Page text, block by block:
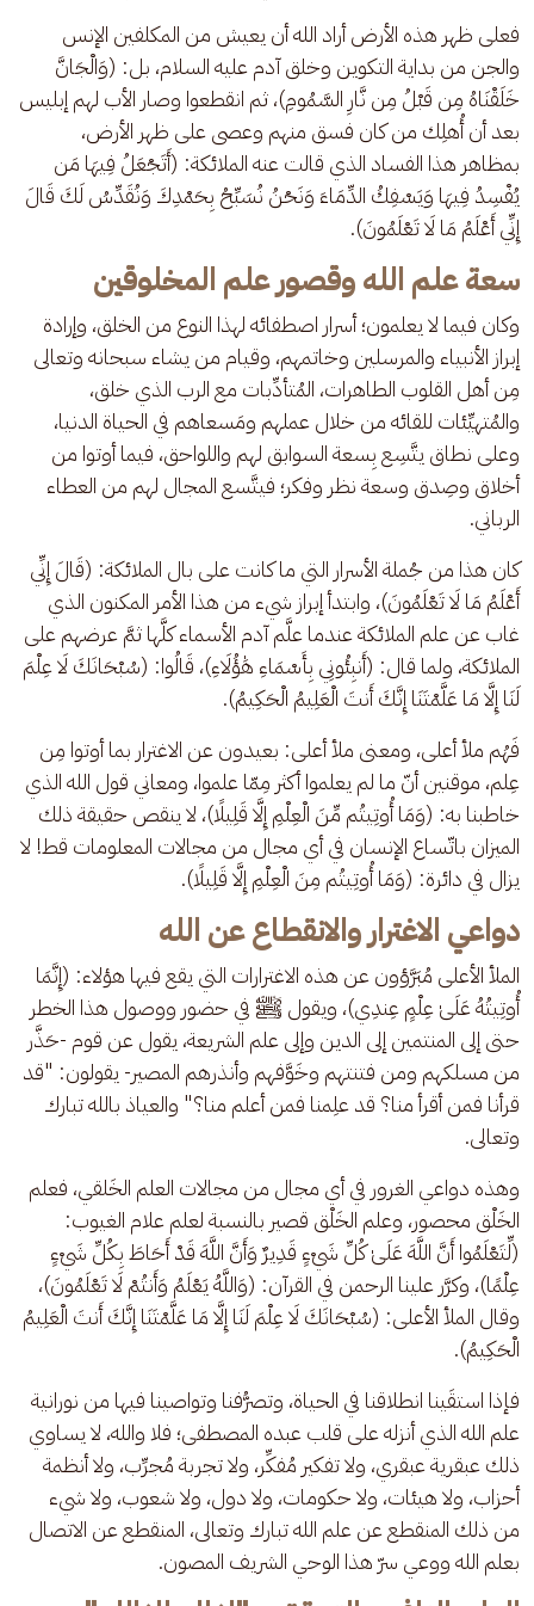
فعلى ظهر هذه الأرض أراد الله أن يعيش من المكلفين الإنس
والجن من بداية التكوين وخلق آدم عليه السلام، بل: (وَالْجَانَّ
خَلَقْنَاهُ مِن قَبْلُ مِن نَّارِ السَّمُومِ)، ثم انقطعوا وصار الأب لهم إبليس
بعد أن أُهلِك من كان فسق منهم وعصى على ظهر الأرض،
بمظاهر هذا الفساد الذي قالت عنه الملائكة: (أَتَجْعَلُ فِيهَا مَن
يُفْسِدُ فِيهَا وَيَسْفِكُ الدِّمَاءَ وَنَحْنُ نُسَبِّحُ بِحَمْدِكَ وَنُقَدِّسُ لَكَ قَالَ
إِنِّي أَعْلَمُ مَا لَا تَعْلَمُونَ).
سعة علم الله وقصور علم المخلوقين
وكان فيما لا يعلمون؛ أسرار اصطفائه لهذا النوع من الخلق، وإرادة
إبراز الأنبياء والمرسلين وخاتمهم، وقيام من يشاء سبحانه وتعالى
مِن أهل القلوب الطاهرات، المُتأدِّبات مع الرب الذي خلق،
والمُتهيِّئات للقائه من خلال عملهم ومَسعاهم في الحياة الدنيا،
وعلى نطاق يتَّسِع بِسعة السوابق لهم واللواحق، فيما أوتوا من
أخلاق وصِدق وسعة نظر وفكر؛ فيتَّسع المجال لهم من العطاء
الرباني.
كان هذا من جُملة الأسرار التي ما كانت على بال الملائكة: (قَالَ إِنِّي
أَعْلَمُ مَا لَا تَعْلَمُونَ)، وابتدأ إبراز شيء من هذا الأمر المكنون الذي
غاب عن علم الملائكة عندما علَّم آدم الأسماء كلَّها ثمَّ عرضهم على
الملائكة، ولما قال: (أَنبِئُونِي بِأَسْمَاءِ هَٰؤُلَاءِ)، قَالُوا: (سُبْحَانَكَ لَا عِلْمَ
لَنَا إِلَّا مَا عَلَّمْتَنَا إِنَّكَ أَنتَ الْعَلِيمُ الْحَكِيمُ).
فَهُم ملأ أعلى، ومعنى ملأ أعلى: بعيدون عن الاغترار بما أوتوا مِن
عِلم، موقنين أنّ ما لم يعلموا أكثر مِمّا علموا، ومعاني قول الله الذي
خاطبنا به: (وَمَا أُوتِيتُم مِّنَ الْعِلْمِ إِلَّا قَلِيلًا)، لا ينقص حقيقة ذلك
الميزان باتّساع الإنسان في أي مجال من مجالات المعلومات قط! لا
يزال في دائرة: (وَمَا أُوتِيتُم مِنَ الْعِلْمِ إِلَّا قَلِيلًا).
دواعي الاغترار والانقطاع عن الله
الملأ الأعلى مُبَرَّؤون عن هذه الاغترارات التي يقع فيها هؤلاء: (إِنَّمَا
أُوتِيتُهُ عَلَىٰ عِلْمٍ عِندِي)، ويقول ﷺ في حضور ووصول هذا الخطر
حتى إلى المنتمين إلى الدين وإلى علم الشريعة، يقول عن قوم -حَذَّر
من مسلكهم ومن فتنتهم وخَوَّفهم وأنذرهم المصير- يقولون: "قد
قرأنا فمن أقرأ منا؟ قد علِمنا فمن أعلم منا؟" والعياذ بالله تبارك
وتعالى.
وهذه دواعي الغرور في أي مجال من مجالات العلم الخَلقي، فعلم
الخَلْق محصور، وعلم الخَلْق قصير بالنسبة لعلم علام الغيوب:
(لِّتَعْلَمُوا أَنَّ اللَّهَ عَلَىٰ كُلِّ شَيْءٍ قَدِيرٌ وَأَنَّ اللَّهَ قَدْ أَحَاطَ بِكُلِّ شَيْءٍ
عِلْمًا)، وكرَّر علينا الرحمن في القرآن: (وَاللَّهُ يَعْلَمُ وَأَنتُمْ لَا تَعْلَمُونَ)،
وقال الملأ الأعلى: (سُبْحَانَكَ لَا عِلْمَ لَنَا إِلَّا مَا عَلَّمْتَنَا إِنَّكَ أَنتَ الْعَلِيمُ
الْحَكِيمُ).
فإذا استقَينا انطلاقنا في الحياة، وتصرُّفنا وتواصينا فيها من نورانية
علم الله الذي أنزله على قلب عبده المصطفى؛ فلا والله، لا يساوي
ذلك عبقرية عبقري، ولا تفكير مُفكِّر، ولا تجربة مُجرِّب، ولا أنظمة
أحزاب، ولا هيئات، ولا حكومات، ولا دول، ولا شعوب، ولا شيء
من ذلك المنقطع عن علم الله تبارك وتعالى، المنقطع عن الاتصال
بعلم الله ووعي سرّ هذا الوحي الشريف المصون.